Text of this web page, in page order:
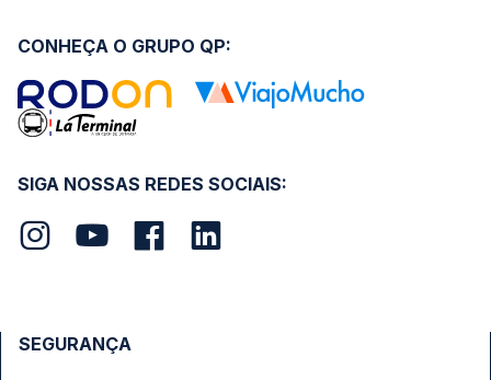
SIGA NOSSAS REDES SOCIAIS:
CONHEÇA O GRUPO QP:
SEGURANÇA